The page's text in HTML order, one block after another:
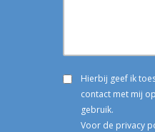
Hierbij geef ik
contact met mij
gebruik.
Voor de privacy